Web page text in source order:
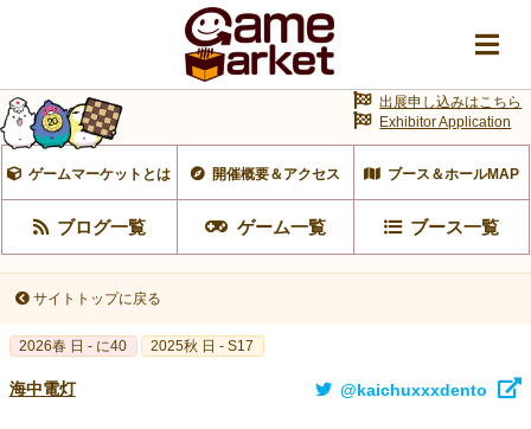
ゲームマーケットとは 開催概要＆アクセス ブース＆ホールMAP
ブログ一覧 ゲーム一覧 ブース一覧
出展申し込みはこちら
Exhibitor Application
サイトトップに戻る
2026春 日 - に40 2025秋 日 - S17
海中電灯 @kaichuxxxdento